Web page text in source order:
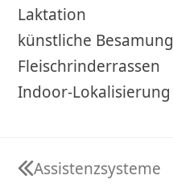
Laktation
künstliche Besamung
Fleischrinderrassen
Indoor-Lokalisierung
vorheriger
Assistenzsysteme